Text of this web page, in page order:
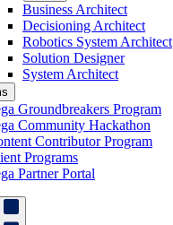
Business Architect
Decisioning Architect
Robotics System Architect
Solution Designer
System Architect
Groundbreakers Program
Community Hackathon
Contributor Program
Programs
Partner Portal